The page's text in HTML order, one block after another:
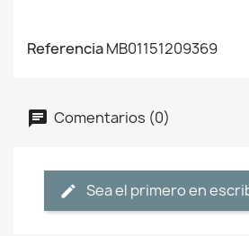
ReferenciaMB01151209369
Comentarios (0)
Sea el primero en